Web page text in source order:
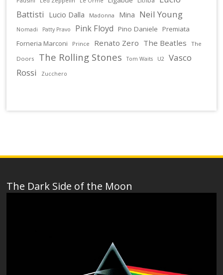
Battisti
Lucio Dalla Madonna Mina Neil Young
Nomadi Patty Pravo Pink Floyd Pino Daniele
Premiata
Forneria Marconi
Prince Renato Zero The Beatles
The
Doors
The Rolling Stones Tom Waits U2
Vasco
Rossi
Zucchero
The Dark Side of the Moon